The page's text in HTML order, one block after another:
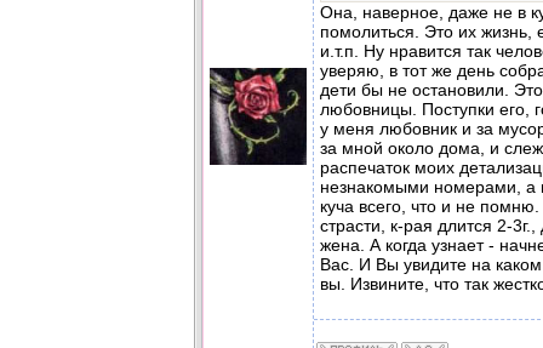
Она, наверное, даже не в
помолиться. Это их жизнь,
и.т.п. Ну нравится так
уверяю, в тот же день
дети бы не остановили.
любовницы. Поступки его,
у меня любовник и за
за мной около дома, и
распечаток моих
незнакомыми номерами, а
куча всего, что и не
страсти, к-рая длится 2-
жена. А когда узнает -
Вас. И Вы увидите на
вы. Извините, что так